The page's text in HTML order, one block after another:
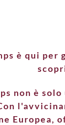
è qui
non è
Europea,